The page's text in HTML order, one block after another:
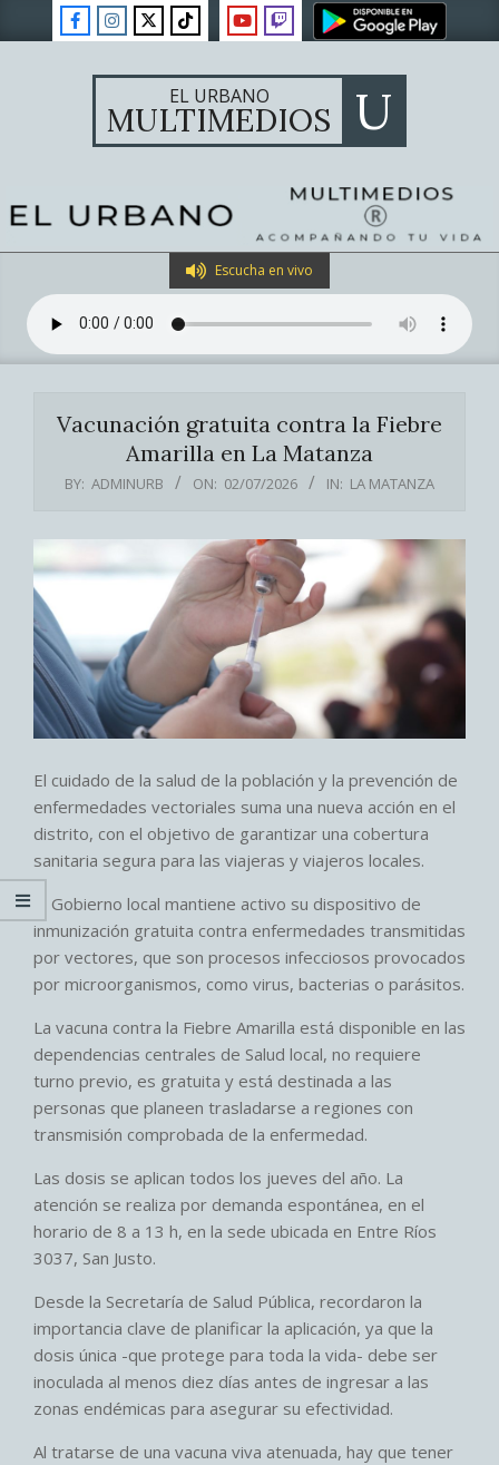
to
EL URBANO
MULTIMEDIOS U
Navigation
Menu
Escucha en vivo
Vacunación gratuita contra la Fiebre
Amarilla en La Matanza
BY: ADMINURB ON: 02/07/2026 IN: LA MATANZA
El cuidado de la salud de la población y la prevención de
enfermedades vectoriales suma una nueva acción en el
distrito, con el objetivo de garantizar una cobertura
sanitaria segura para las viajeras y viajeros locales.
El Gobierno local mantiene activo su dispositivo de
inmunización gratuita contra enfermedades transmitidas
por vectores, que son procesos infecciosos provocados
por microorganismos, como virus, bacterias o parásitos.
La vacuna contra la Fiebre Amarilla está disponible en las
dependencias centrales de Salud local, no requiere
turno previo, es gratuita y está destinada a las
personas que planeen trasladarse a regiones con
transmisión comprobada de la enfermedad.
Las dosis se aplican todos los jueves del año. La
atención se realiza por demanda espontánea, en el
horario de 8 a 13 h, en la sede ubicada en Entre Ríos
3037, San Justo.
Desde la Secretaría de Salud Pública, recordaron la
importancia clave de planificar la aplicación, ya que la
dosis única -que protege para toda la vida- debe ser
inoculada al menos diez días antes de ingresar a las
zonas endémicas para asegurar su efectividad.
Al tratarse de una vacuna viva atenuada, hay que tener